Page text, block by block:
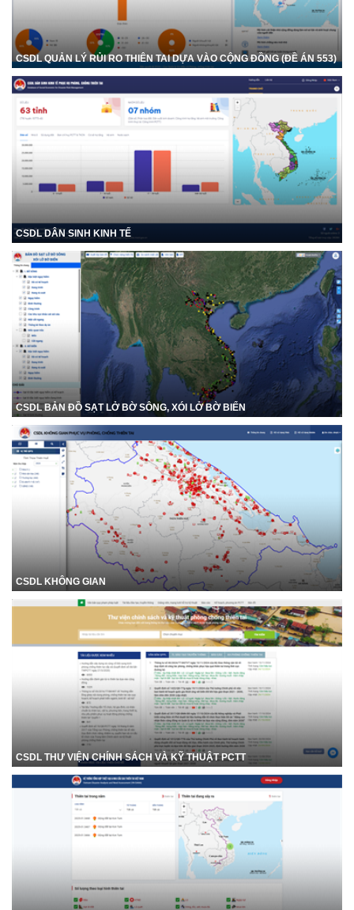
CSDL QUẢN LÝ RỦI RO THIÊN TAI DỰA VÀO CỘNG ĐỒNG (ĐỀ ÁN 553)
CSDL DÂN SINH KINH TẾ
CSDL BẢN ĐỒ SẠT LỞ BỜ SÔNG, XÓI LỞ BỜ BIỂN
CSDL KHÔNG GIAN
CSDL THƯ VIỆN CHÍNH SÁCH VÀ KỸ THUẬT PCTT